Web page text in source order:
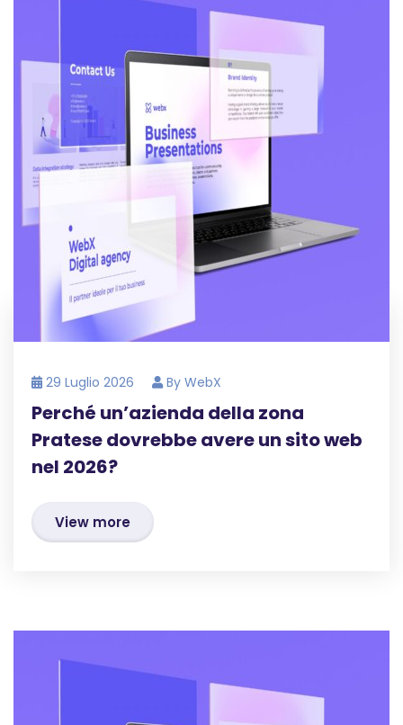
29 Luglio 2026 By WebX
Perché un’azienda della zona
Pratese dovrebbe avere un sito web
nel 2026?
View more